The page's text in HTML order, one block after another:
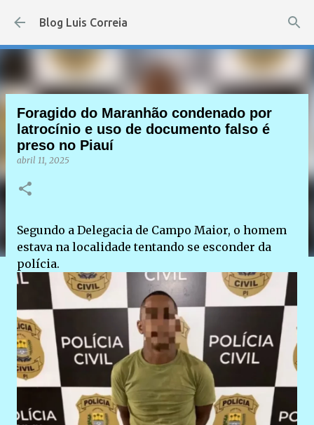
Pular para o conteúdo principal
Blog Luis Correia
Foragido do Maranhão condenado por
latrocínio e uso de documento falso é
preso no Piauí
abril 11, 2025
Segundo a Delegacia de Campo Maior, o homem
estava na localidade tentando se esconder da
polícia.